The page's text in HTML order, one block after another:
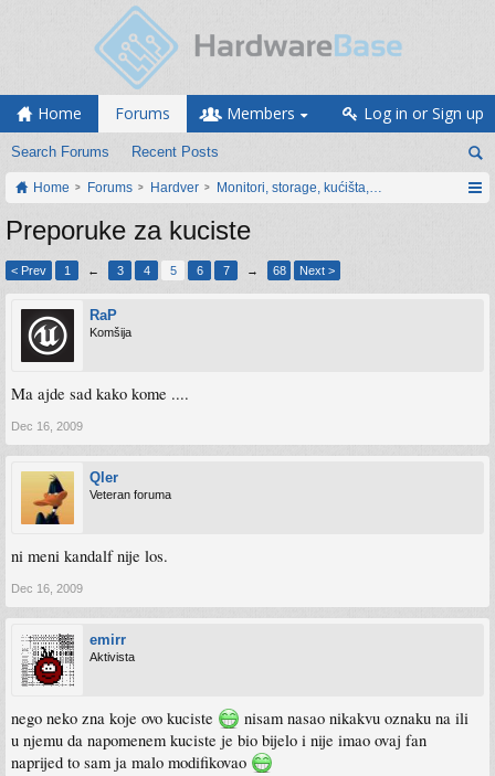
Home Forums
Search Forums Recent Posts
Members Log in or Sign up
Home Forums Hardver Monitori, storage, kućišta, periferija
Preporuke za kuciste
< Prev 1 ← 3 4 5 6 7 → 68 Next >
RaP
Komšija
Ma ajde sad kako kome ....
Dec 16, 2009
Qler
Veteran foruma
ni meni kandalf nije los.
Dec 16, 2009
emirr
Aktivista
nego neko zna koje ovo kuciste
nisam nasao nikakvu oznaku na ili
u njemu da napomenem kuciste je bio bijelo i nije imao ovaj fan
naprijed to sam ja malo modifikovao